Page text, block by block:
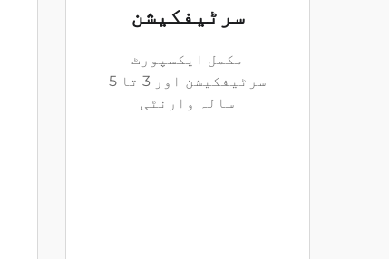
سرٹیفکیشن
مکمل ایکسپورٹ
سرٹیفکیشن اور 3 تا 5
سالہ وارنٹی